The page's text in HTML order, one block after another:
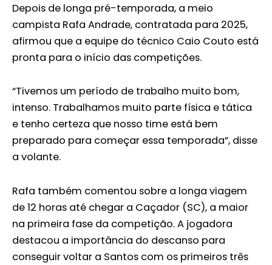
Depois de longa pré-temporada, a meio
campista Rafa Andrade, contratada para 2025,
afirmou que a equipe do técnico Caio Couto está
pronta para o início das competições.
“Tivemos um período de trabalho muito bom,
intenso. Trabalhamos muito parte física e tática
e tenho certeza que nosso time está bem
preparado para começar essa temporada”, disse
a volante.
Rafa também comentou sobre a longa viagem
de 12 horas até chegar a Caçador (SC), a maior
na primeira fase da competição. A jogadora
destacou a importância do descanso para
conseguir voltar a Santos com os primeiros três